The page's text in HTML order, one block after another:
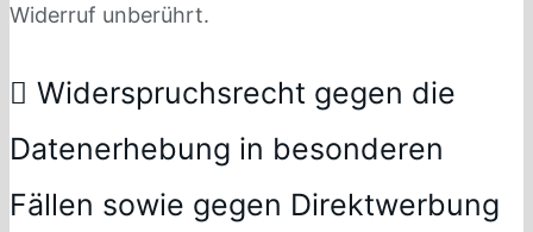
Widerruf unberührt.
Widerspruchsrecht gegen die
Datenerhebung in besonderen
Fällen sowie gegen Direktwerbung